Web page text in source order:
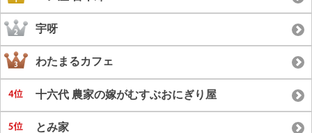
宇呀
わたまるカフェ
十六代 農家の嫁がむすぶおにぎり屋
とみ家